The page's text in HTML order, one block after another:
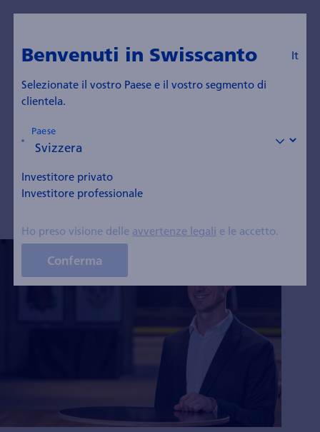
Sandro Grimm
Responsabile Team Swiss Fixed Income
(Responsabile Swiss Franc Bonds), Senior Portfolio
Manager
Benvenuti in Swisscanto It
Selezionate il vostro Paese e il vostro segmento di
clientela.
Paese
Investitore privato
Investitore professionale
Ho preso visione delle avvertenze legali e le accetto.
Conferma